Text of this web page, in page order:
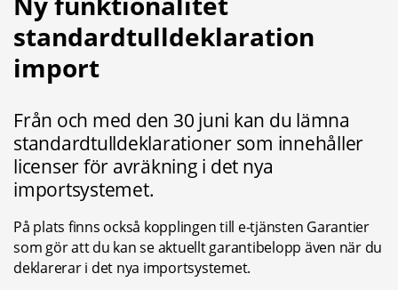
standardtulldeklaration
import
Från och med den 30 juni kan du lämna
standardtulldeklarationer som innehåller
licenser för avräkning i det nya
importsystemet.
På plats finns också kopplingen till e-tjänsten Garantier
som gör att du kan se aktuellt garantibelopp även när du
deklarerar i det nya importsystemet.